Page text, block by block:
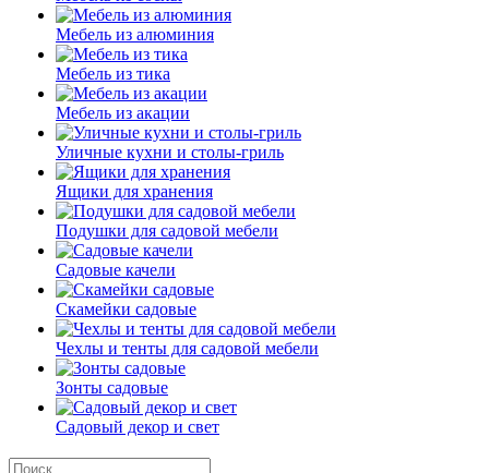
Мебель из алюминия
Мебель из тика
Мебель из акации
Уличные кухни и столы-гриль
Ящики для хранения
Подушки для садовой мебели
Садовые качели
Скамейки садовые
Чехлы и тенты для садовой мебели
Зонты садовые
Садовый декор и свет